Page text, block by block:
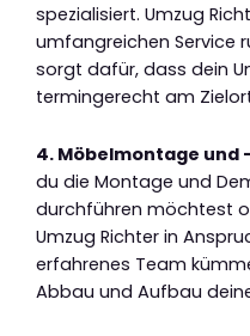
spezialisiert. Umzug
umfangreichen Service
sorgt dafür, dass dein
termingerecht am
4. Möbelmontage und
du die Montage und
durchführen möchtest
Umzug Richter in
erfahrenes Team
Abbau und Aufbau